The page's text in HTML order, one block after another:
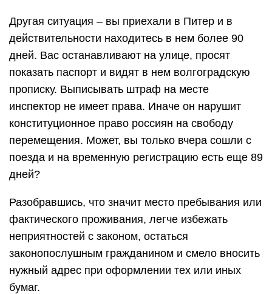
Другая ситуация – вы приехали в Питер и в
действительности находитесь в нем более 90
дней. Вас останавливают на улице, просят
показать паспорт и видят в нем волгоградскую
прописку. Выписывать штраф на месте
инспектор не имеет права. Иначе он нарушит
конституционное право россиян на свободу
перемещения. Может, вы только вчера сошли с
поезда и на временную регистрацию есть еще 89
дней?
Разобравшись, что значит место пребывания или
фактического проживания, легче избежать
неприятностей с законом, остаться
законопослушным гражданином и смело вносить
нужный адрес при оформлении тех или иных
бумаг.